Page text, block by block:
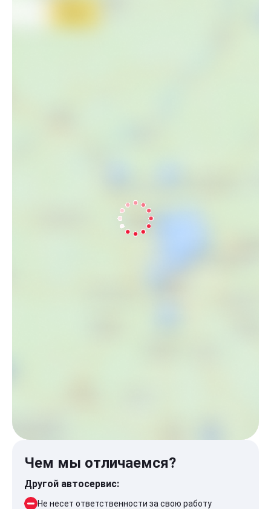
Чем мы отличаемся?
Другой автосервис:
Не несет ответственности за свою работу